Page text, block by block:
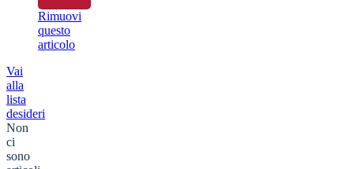
Rimuovi
questo
articolo
Vai
alla
lista
desideri
Non
ci
sono